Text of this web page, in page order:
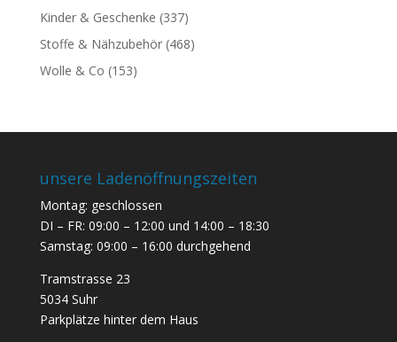
Kinder & Geschenke (337)
Stoffe & Nähzubehör (468)
Wolle & Co (153)
unsere Ladenöffnungszeiten
Montag: geschlossen
DI – FR: 09:00 – 12:00 und 14:00 – 18:30
Samstag: 09:00 – 16:00 durchgehend
Tramstrasse 23
5034 Suhr
Parkplätze hinter dem Haus